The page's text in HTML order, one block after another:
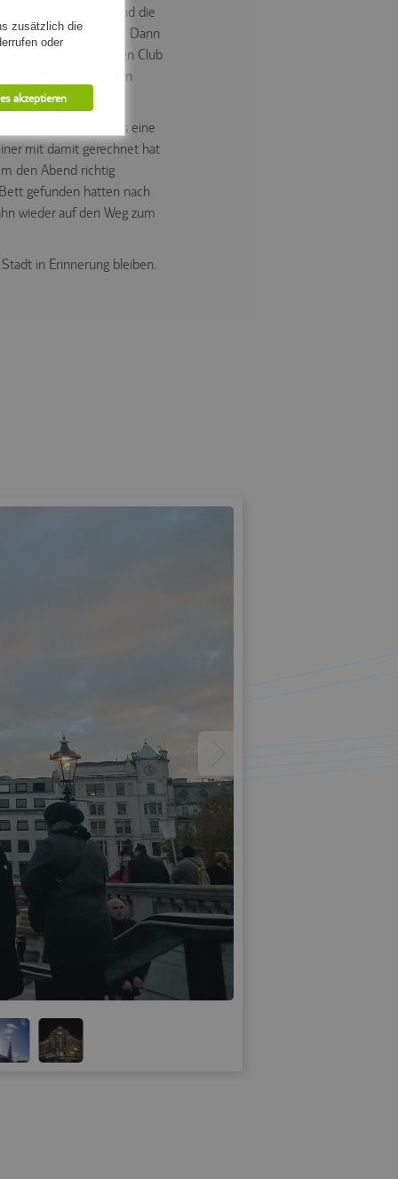
paar Insider Tipps und die
prägen hier das Bild. Dann
Aufstieg in den Club
von Rugby liebenden
Limousine die uns eine
mit damit gerechnet hat
den Abend richtig
gefunden hatten nach
wieder auf den Weg zum
in Erinnerung bleiben.
zusätzlich die
oder
akzeptieren